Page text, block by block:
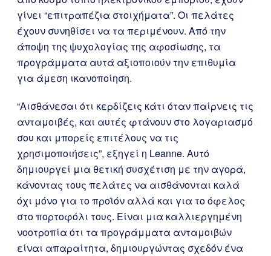
γίνει “επιτραπέζια στοιχήματα”. Οι πελάτες
έχουν συνηθίσει να τα περιμένουν. Από την
άποψη της ψυχολογίας της αφοσίωσης, τα
προγράμματα αυτά αξιοποιούν την επιθυμία
για άμεση ικανοποίηση.
“Αισθάνεσαι ότι κερδίζεις κάτι όταν παίρνεις τις
ανταμοιβές, και αυτές φτάνουν στο λογαριασμό
σου και μπορείς επιτέλους να τις
χρησιμοποιήσεις”, εξηγεί η Leanne. Αυτό
δημιουργεί μια θετική συσχέτιση με την αγορά,
κάνοντας τους πελάτες να αισθάνονται καλά
όχι μόνο για το προϊόν αλλά και για το όφελος
στο πορτοφόλι τους. Είναι μια καλλιεργημένη
νοοτροπία ότι τα προγράμματα ανταμοιβών
είναι απαραίτητα, δημιουργώντας σχεδόν ένα